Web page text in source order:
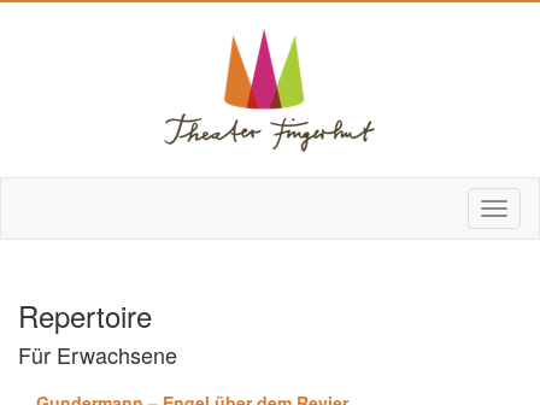
Repertoire
Für Erwachsene